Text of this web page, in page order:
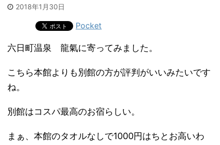
2018年1月30日
Pocket
六日町温泉 龍氣に寄ってみました。
こちら本館よりも別館の方が評判がいいみたいです
ね。
別館はコスパ最高のお宿らしい。
まぁ、本館のタオルなしで1000円はちとお高いわ